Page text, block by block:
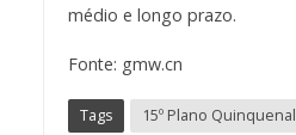
médio e longo prazo.
Fonte: gmw.cn
Tags
15º Plano Quinquenal